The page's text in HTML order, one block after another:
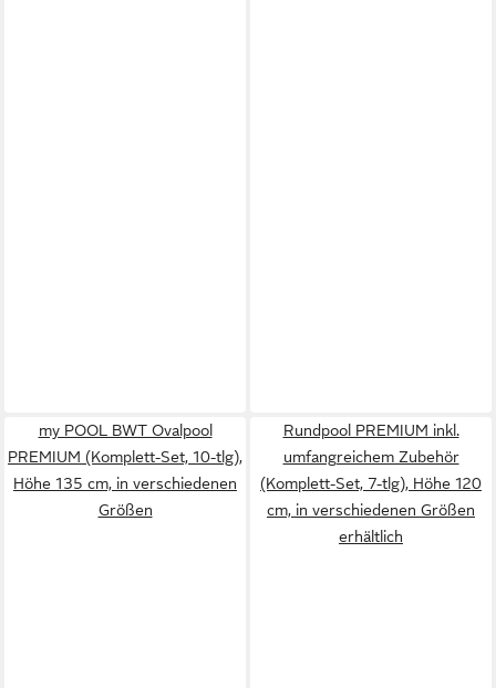
my POOL BWT Ovalpool
PREMIUM (Komplett-Set, 10-tlg),
Höhe 135 cm, in verschiedenen
Größen
Rundpool PREMIUM inkl.
umfangreichem Zubehör
(Komplett-Set, 7-tlg), Höhe 120
cm, in verschiedenen Größen
erhältlich